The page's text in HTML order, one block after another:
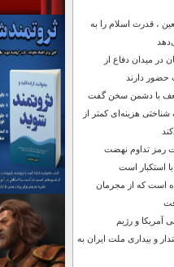
، قدرت اسلام را به
در میدان دفاع از
حضور دارند
ضعف با دشمن سخن گفت
هزینه‌ای کمتر از
رمز تداوم نهضت
استکبار است
است که از مجرمان
آمریکا و رژیم
و بیداری ملت ایران به